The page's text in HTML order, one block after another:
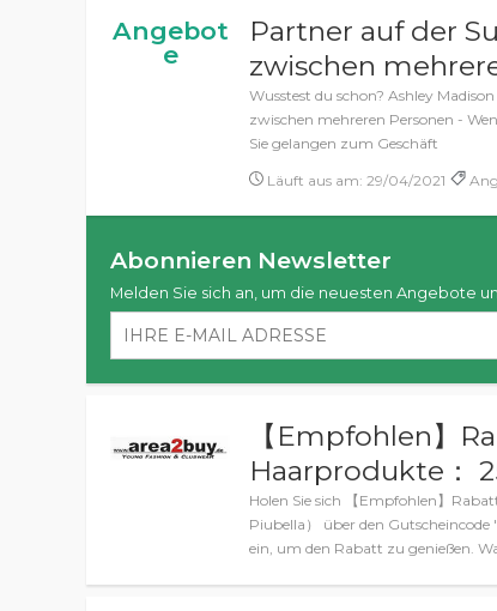
Angebot
e
Partner auf der
zwischen
Wusstest du schon? Ashley
zwischen mehreren Personen -
Sie gelangen zum Geschäft
Läuft aus am: 29/04/2021
Abonnieren Newsletter
Melden Sie sich an, um die neuesten Angebote
【Empfohlen】
Haarprodukte：
Holen Sie sich 【Empfohlen】
Piubella） über den Gutscheincode
ein, um den Rabatt zu genießen.